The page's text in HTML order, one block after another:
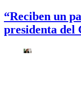
“Reciben un
presidenta del